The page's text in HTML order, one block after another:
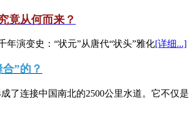
竟从何而来？
年演变史：“状元”从唐代“状头”雅化[详细...]
”的？
了连接中国南北的2500公里水道。它不仅是